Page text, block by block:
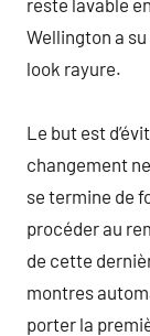
Wellington a
look rayure.
Le but est
changement
se termine de
procéder au
de cette
montres
porter la